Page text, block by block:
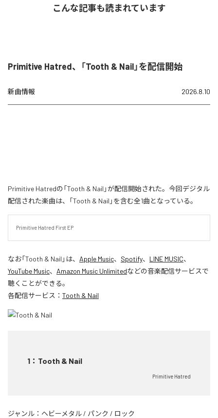
こんな記事も読まれています
Primitive Hatred、「Tooth & Nail」を配信開始
新曲情報 2026.8.10
Primitive Hatredの「Tooth & Nail」が配信開始された。今回デジタル
配信された楽曲は、「Tooth & Nail」を含む全1曲となっている。
Primitive Hatred First EP
なお「Tooth & Nail 」は、 Apple Music、 Spotify、 LINE MUSIC、
YouTube Music、 Amazon Music Unlimitedなどの音楽配信サービスで
聴くことができる。
各配信サービス： Tooth & Nail
1 ： Tooth & Nail
Primitive Hatred
ジャンル： ヘビーメタル / パンク / ロック